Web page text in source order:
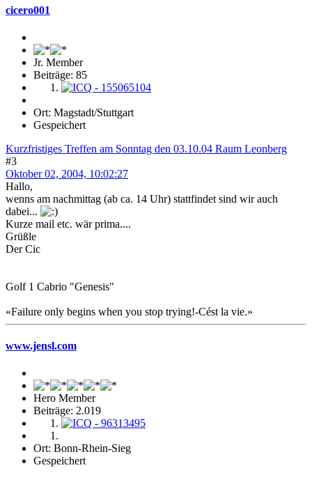
cicero001
Jr. Member
Beiträge: 85
Ort: Magstadt/Stuttgart
Gespeichert
Kurzfristiges Treffen am Sonntag den 03.10.04 Raum Leonberg
#3
Oktober 02, 2004, 10:02:27
Hallo,
wenns am nachmittag (ab ca. 14 Uhr) stattfindet sind wir auch
dabei...
Kurze mail etc. wär prima....
Grüßle
Der Cic
Golf 1 Cabrio "Genesis"
«Failure only begins when you stop trying!-Cést la vie.»
www.jensl.com
Hero Member
Beiträge: 2.019
Ort: Bonn-Rhein-Sieg
Gespeichert